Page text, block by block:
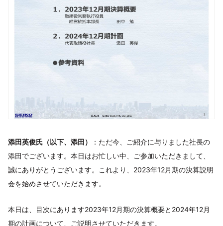
添田英俊氏（以下、添田）
：ただ今、ご紹介に与りました社長の
添田でございます。本日はお忙しい中、ご参加いただきまして、
誠にありがとうございます。これより、2023年12月期の決算説明
会を始めさせていただきます。
本日は、目次にあります2023年12月期の決算概要と2024年12月
期の計画について、ご説明させていただきます。